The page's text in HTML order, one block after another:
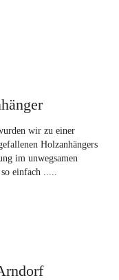
wir zu einer
Holzanhängers
im unwegsamen
einfach .....